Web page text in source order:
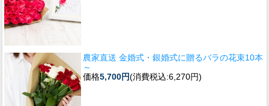
農家直送 金婚式・銀婚式に贈るバラの花束10本
～
価格5,700円(消費税込:6,270円)